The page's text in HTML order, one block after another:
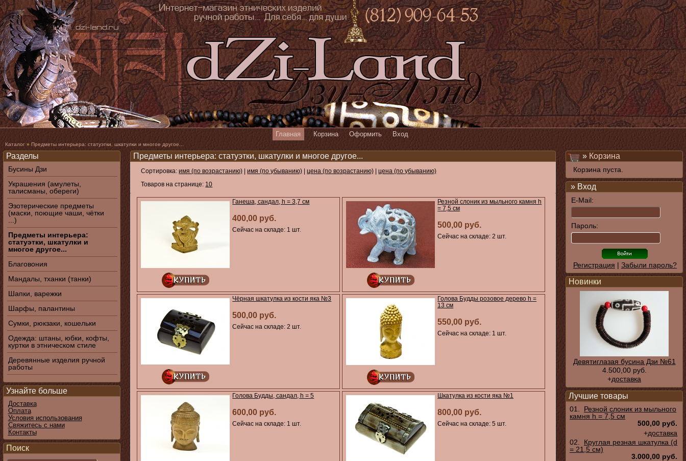
Главная Корзина Оформить Вход
Каталог » Предметы интерьера: статуэтки, шкатулки и многое другое...
Предметы интерьера: статуэтки, шкатулки и многое другое...
Сортировка:имя (по возрастанию) |имя (по убыванию) |цена (по возрастанию) |цена (по убыванию)
Товаров на странице: 10
Ганеша, сандал, h = 3,7 см
400,00 руб.
Сейчас на складе: 1 шт.
Резной слоник из мыльного камня h
= 7,5 см
500,00 руб.
Сейчас на складе: 2 шт.
Чёрная шкатулка из кости яка №3
500,00 руб.
Сейчас на складе: 2 шт.
Голова Будды розовое дерево h =
13 см
550,00 руб.
Сейчас на складе: 1 шт.
Голова Будды, сандал, h = 5
600,00 руб.
Сейчас на складе: 1 шт.
Шкатулка из кости яка №1
800,00 руб.
Сейчас на складе: 5 шт.
Разделы
Бусины Дзи
Украшения (амулеты,
талисманы, обереги)
Эзотерические предметы
(маски, поющие чаши, чётки
...)
Предметы интерьера:
статуэтки, шкатулки и
многое другое...
Благовония
Мандалы, тханки (танки)
Шапки, варежки
Шарфы, палантины
Сумки, рюкзаки, кошельки
Одежда: штаны, юбки, кофты,
куртки в этническом стиле
Деревянные изделия ручной
работы
Узнайте больше
Доставка
Оплата
Условия использования
Свяжитесь с нами
Контакты
Поиск
» Корзина
Корзина пуста.
» Вход
E-Mail:
Пароль:
Регистрация | Забыли пароль?
Новинки
Девятиглазая бусина Дзи №61
4.500,00 руб.
+доставка
Лучшие товары
01. Резной слоник из мыльного
камня h = 7,5 см
500,00 руб.
+доставка
02. Круглая резная шкатулка (d
= 21,5 см)
3.000,00 руб.